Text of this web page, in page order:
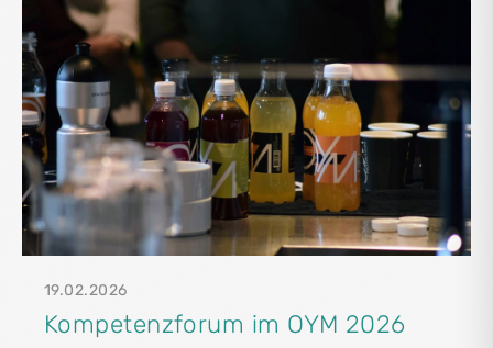
19.02.2026
Kompetenzforum im OYM 2026